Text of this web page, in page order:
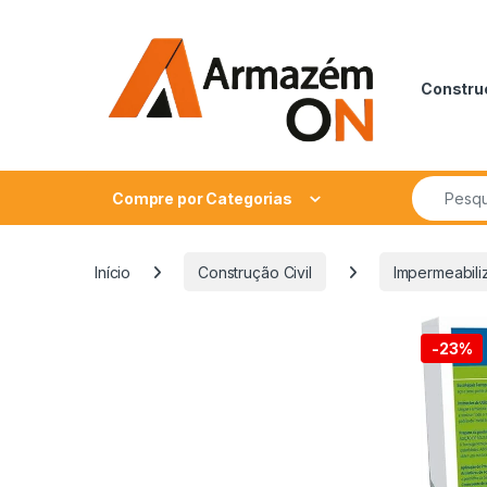
Compre por Categorias
Início Construção Civil
-23%